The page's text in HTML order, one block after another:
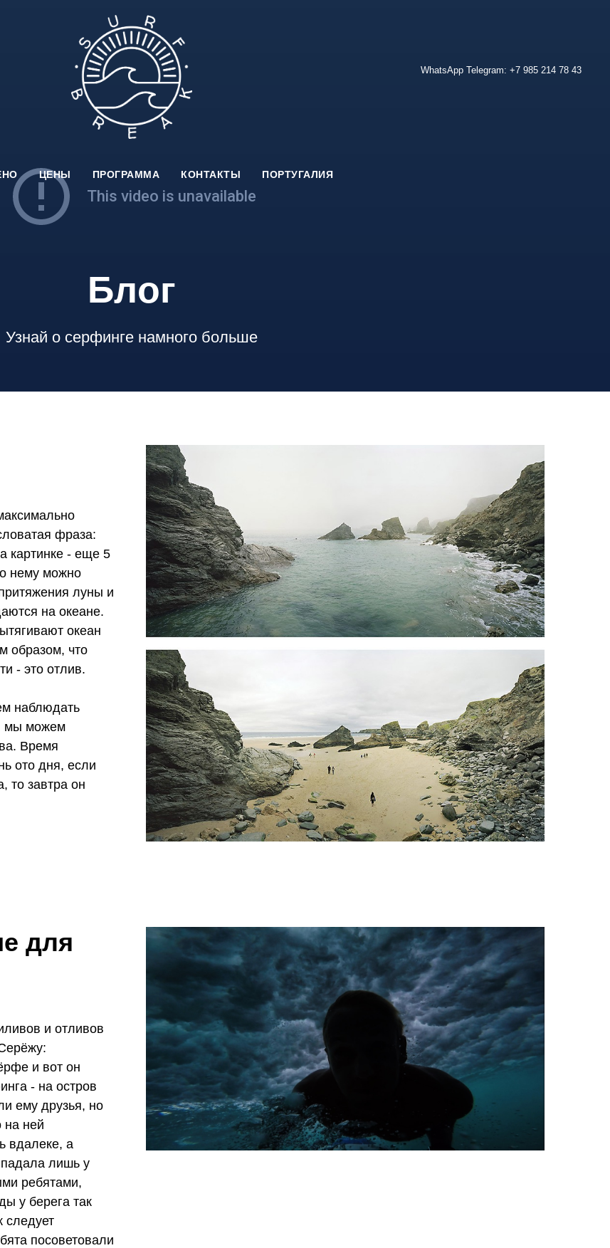
WhatsApp Telegram: +7 985 214 78 43
ЦЕНЫ ПРОГРАММА КОНТАКТЫ ПОРТУГАЛИЯ
Блог
Узнай о серфинге намного больше
фраза:
картинке - еще 5
нему можно
луны и
на океане.
океан
образом, что
- это отлив.
наблюдать
мы можем
Время
ото дня, если
то завтра он
для
и отливов
и вот он
- на остров
ему друзья, но
ней
вдалеке, а
лишь у
ребятами,
у берега так
следует
посоветовали